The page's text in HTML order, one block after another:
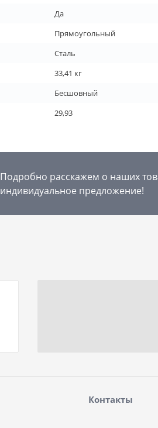
Да
Прямоугольный
Сталь
33,41 кг
Бесшовный
29,93
Подробно расскажем о наших
индивидуальное предложение!
Контакты